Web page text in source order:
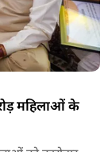
महिलाओं के